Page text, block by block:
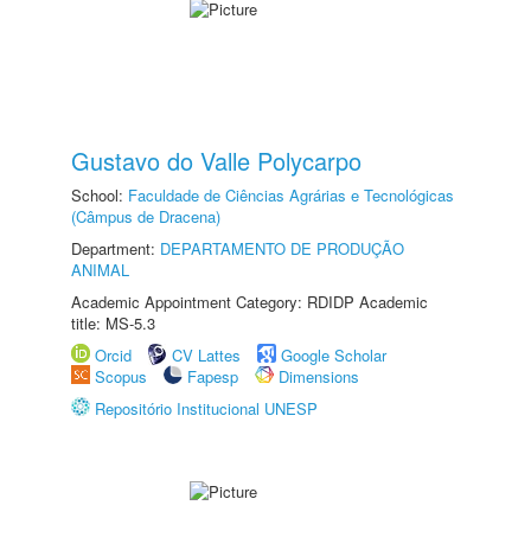
Gustavo do Valle Polycarpo
School: Faculdade de Ciências Agrárias e Tecnológicas
(Câmpus de Dracena)
Department: DEPARTAMENTO DE PRODUÇÃO
ANIMAL
Academic Appointment Category: RDIDP Academic
title: MS-5.3
Orcid
CV Lattes
Google Scholar
Scopus
Fapesp
Dimensions
Repositório Institucional UNESP